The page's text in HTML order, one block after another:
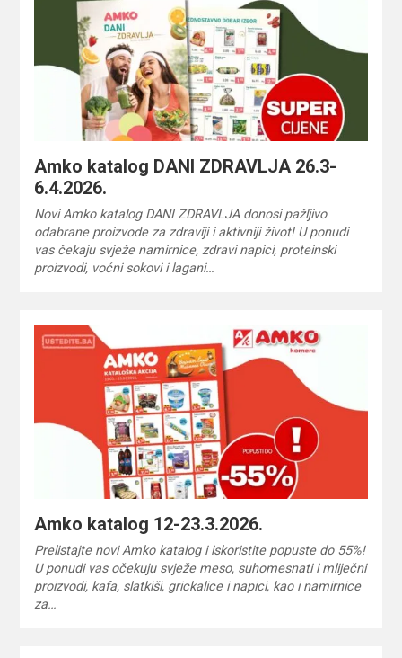
Amko katalog DANI ZDRAVLJA 26.3-
6.4.2026.
Novi Amko katalog DANI ZDRAVLJA donosi pažljivo
odabrane proizvode za zdraviji i aktivniji život! U ponudi
vas čekaju svježe namirnice, zdravi napici, proteinski
proizvodi, voćni sokovi i lagani…
Amko katalog 12-23.3.2026.
Prelistajte novi Amko katalog i iskoristite popuste do 55%!
U ponudi vas očekuju svježe meso, suhomesnati i mliječni
proizvodi, kafa, slatkiši, grickalice i napici, kao i namirnice
za…